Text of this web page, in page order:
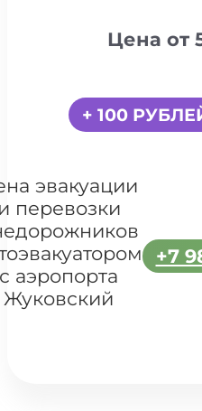
Цена от
+ 100
эвакуации
перевозки
с аэропорта
Жуковский
+7